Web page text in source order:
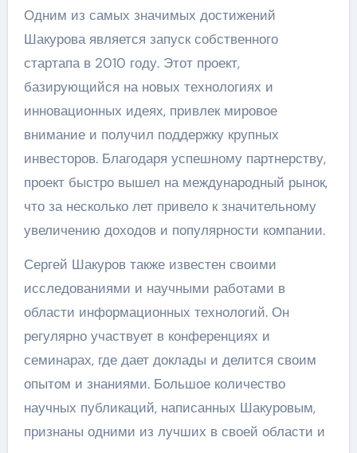
Одним из самых значимых достижений
Шакурова является запуск собственного
стартапа в 2010 году. Этот проект,
базирующийся на новых технологиях и
инновационных идеях, привлек мировое
внимание и получил поддержку крупных
инвесторов. Благодаря успешному партнерству,
проект быстро вышел на международный рынок,
что за несколько лет привело к значительному
увеличению доходов и популярности компании.
Сергей Шакуров также известен своими
исследованиями и научными работами в
области информационных технологий. Он
регулярно участвует в конференциях и
семинарах, где дает доклады и делится своим
опытом и знаниями. Большое количество
научных публикаций, написанных Шакуровым,
признаны одними из лучших в своей области и